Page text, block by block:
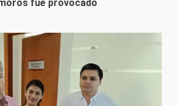
fue provocado